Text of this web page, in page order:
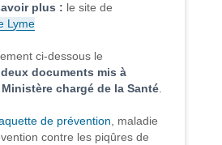
plus : le site de
Lyme
ci-dessous le
deux documents mis à
chargé de la Santé
de prévention , maladie
contre les piqûres de